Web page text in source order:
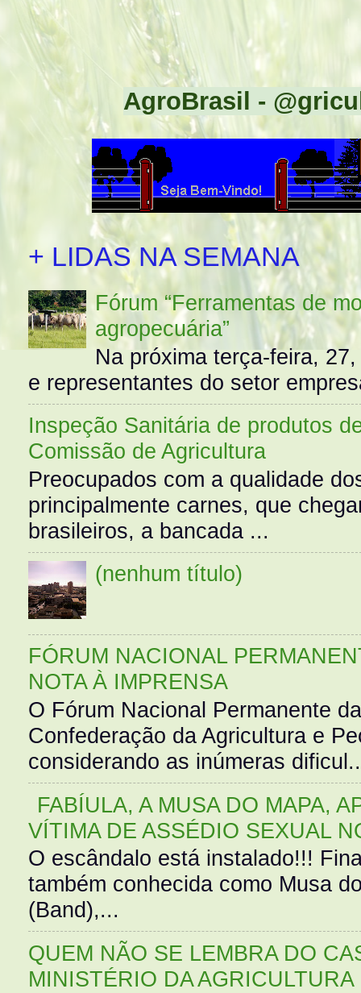
AgroBrasil -
+ LIDAS NA SEMANA
Fórum “Ferramentas de
agropecuária”
Na próxima terça-feira,
e representantes do setor
Inspeção Sanitária de produtos
Comissão de Agricultura
Preocupados com a qualidade
principalmente carnes, que
brasileiros, a bancada ...
(nenhum título)
FÓRUM NACIONAL
NOTA À IMPRENSA
O Fórum Nacional Permanente
Confederação da Agricultura e
considerando as inúmeras
FABÍULA, A MUSA DO MAPA,
VÍTIMA DE ASSÉDIO SEXUAL
O escândalo está instalado!!!
também conhecida como Musa
(Band),...
QUEM NÃO SE LEMBRA DO
MINISTÉRIO DA AGRICULTURA